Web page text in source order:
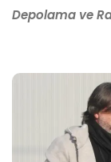
Depolama ve